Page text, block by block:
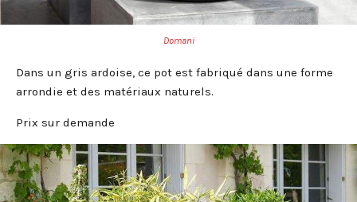
Domani
Dans un gris ardoise, ce pot est fabriqué dans une forme
arrondie et des matériaux naturels.
Prix sur demande